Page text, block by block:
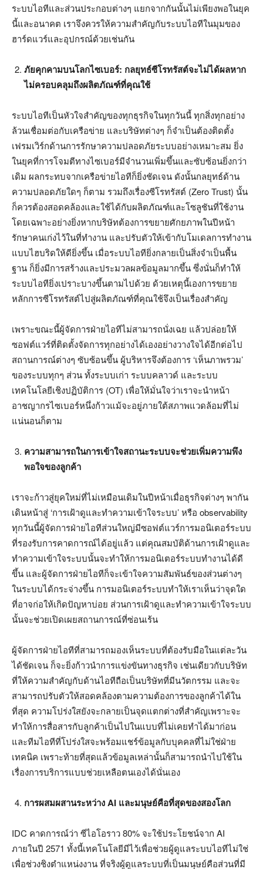
ระบบไอทีและส่วนประกอบต่างๆ แยกจากกันนั้นไม่เพียงพอในยุค
นี้และอนาคต เราจึงควรให้ความสำคัญกับระบบไอทีในมุมของ
ฮาร์ดแวร์และอุปกรณ์ด้วยเช่นกัน
ภัยคุกคามบนโลกไซเบอร์: กลยุทธ์ซีโรทรัสต์จะไม่ได้ผลหาก
ไม่ครอบคลุมถึงผลิตภัณฑ์ที่คุณใช้
ระบบไอทีเป็นหัวใจสำคัญของทุกธุรกิจในทุกวันนี้ ทุกสิ่งทุกอย่าง
ล้วนเชื่อมต่อกับเครือข่าย และบริษัทต่างๆ ก็จำเป็นต้องติดตั้ง
เฟรมเวิร์กด้านการรักษาความปลอดภัยระบบอย่างเหมาะสม ยิ่ง
ในยุคที่การโจมตีทางไซเบอร์มีจำนวนเพิ่มขึ้นและซับซ้อนยิ่งกว่า
เดิม ผลกระทบจากเครือข่ายไอทีก็ยิ่งชัดเจน ดังนั้นกลยุทธ์ด้าน
ความปลอดภัยใดๆ ก็ตาม รวมถึงเรื่องซีโรทรัสต์ (Zero Trust) นั้น
ก็ควรต้องสอดคล้องและใช้ได้กับผลิตภัณฑ์และโซลูชันที่ใช้งาน
โดยเฉพาะอย่างยิ่งหากบริษัทต้องการขยายศักยภาพในปีหน้า
รักษาคนเก่งไว้ในที่ทำงาน และปรับตัวให้เข้ากับโมเดลการทำงาน
แบบไฮบริดให้ดียิ่งขึ้น เมื่อระบบไอทียิ่งกลายเป็นสิ่งจำเป็นพื้น
ฐาน ก็ยิ่งมีการสร้างและประมวลผลข้อมูลมากขึ้น ซึ่งนั่นก็ทำให้
ระบบไอทียิ่งเปราะบางขึ้นตามไปด้วย ด้วยเหตุนี้เองการขยาย
หลักการซีโรทรัสต์ไปสู่ผลิตภัณฑ์ที่คุณใช้จึงเป็นเรื่องสำคัญ
เพราะขณะนี้ผู้จัดการฝ่ายไอทีไม่สามารถนั่งเฉย แล้วปล่อยให้
ซอฟต์แวร์ที่ติดตั้งจัดการทุกอย่างได้เองอย่างวางใจได้อีกต่อไป
สถานการณ์ต่างๆ ซับซ้อนขึ้น ผู้บริหารจึงต้องการ ‘เห็นภาพรวม’
ของระบบทุกๆ ส่วน ทั้งระบบเก่า ระบบคลาวด์ และระบบ
เทคโนโลยีเชิงปฏิบัติการ (OT) เพื่อให้มั่นใจว่าเราจะนำหน้า
อาชญากรไซเบอร์หนึ่งก้าวแม้จะอยู่ภายใต้สภาพแวดล้อมที่ไม่
แน่นอนก็ตาม
ความสามารถในการเข้าใจสถานะระบบจะช่วยเพิ่มความพึง
พอใจของลูกค้า
เราจะก้าวสู่ยุคใหม่ที่ไม่เหมือนเดิมในปีหน้าเมื่อธุรกิจต่างๆ พากัน
เดินหน้าสู่ ‘การเฝ้าดูและทำความเข้าใจระบบ’ หรือ observability
ทุกวันนี้ผู้จัดการฝ่ายไอทีส่วนใหญ่มีซอฟต์แวร์การมอนิเตอร์ระบบ
ที่รองรับการคาดการณ์ได้อยู่แล้ว แต่คุณสมบัติด้านการเฝ้าดูและ
ทำความเข้าใจระบบนั้นจะทำให้การมอนิเตอร์ระบบทำงานได้ดี
ขึ้น และผู้จัดการฝ่ายไอทีก็จะเข้าใจความสัมพันธ์ของส่วนต่างๆ
ในระบบได้กระจ่างขึ้น การมอนิเตอร์ระบบทำให้เราเห็นว่าจุดใด
ที่อาจก่อให้เกิดปัญหาบ่อย ส่วนการเฝ้าดูและทำความเข้าใจระบบ
นั้นจะช่วยเปิดเผยสถานการณ์ที่ซ่อนเร้น
ผู้จัดการฝ่ายไอทีที่สามารถมองเห็นระบบที่ต้องรับมือในแต่ละวัน
ได้ชัดเจน ก็จะยิ่งก้าวนำการแข่งขันทางธุรกิจ เช่นเดียวกับบริษัท
ที่ให้ความสำคัญกับด้านไอทีถือเป็นบริษัทที่มีนวัตกรรม และจะ
สามารถปรับตัวให้สอดคล้องตามความต้องการของลูกค้าได้ใน
ที่สุด ความโปร่งใสยังจะกลายเป็นจุดแตกต่างที่สำคัญเพราะจะ
ทำให้การสื่อสารกับลูกค้าเป็นไปในแบบที่ไม่เคยทำได้มาก่อน
และทีมไอทีที่โปร่งใสจะพร้อมแชร์ข้อมูลกับบุคคลที่ไม่ใช่ฝ่าย
เทคนิค เพราะท้ายที่สุดแล้วข้อมูลเหล่านั้นก็สามารถนำไปใช้ใน
เรื่องการบริการแบบช่วยเหลือตนเองได้นั่นเอง
การผสมผสานระหว่าง AI และมนุษย์คือที่สุดของสองโลก
IDC คาดการณ์ว่า ซีไอโอราว 80% จะใช้ประโยชน์จาก AI
ภายในปี 2571 ทั้งนี้เทคโนโลยีมีไว้เพื่อช่วยผู้ดูแลระบบไอทีไม่ใช่
เพื่อช่วงชิงตำแหน่งงาน ที่จริงผู้ดูแลระบบที่เป็นมนุษย์คือส่วนที่มี